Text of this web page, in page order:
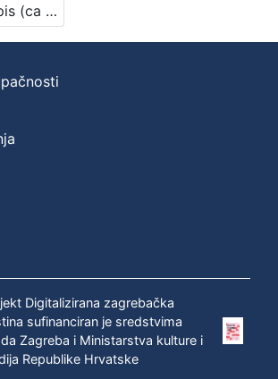
Thomas a Kempis (ca 1380. – 25. 7. 1471.)
Digitalizirana zagrebačka
sufinanciran je sredstvima
Zagreba i Ministarstva kulture i
Republike Hrvatske